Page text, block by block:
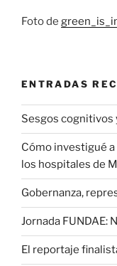
Foto de
ENTRADAS
Sesgos cognitivos
Cómo investigué a
los hospitales de
Gobernanza,
Jornada FUNDAE:
El reportaje